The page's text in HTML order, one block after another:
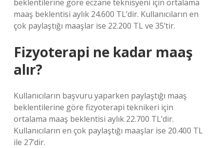
beklentilerine göre eczane teknisyeni için ortalama
maaş beklentisi aylık 24.600 TL’dir. Kullanıcıların en
çok paylaştığı maaşlar ise 22.200 TL ve 35’tir.
Fizyoterapi ne kadar maaş
alır?
Kullanıcıların başvuru yaparken paylaştığı maaş
beklentilerine göre fizyoterapi teknikeri için
ortalama maaş beklentisi aylık 22.700 TL’dir.
Kullanıcıların en çok paylaştığı maaşlar ise 20.400 TL
ile 27’dir.